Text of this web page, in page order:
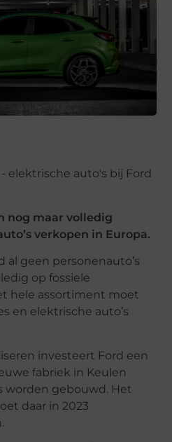
nog maar volledig
verkopen in Europa.
al geen personenauto’s
op fossiele
hele assortiment moet
en elektrische auto’s
investeert Ford een
fabriek in Keulen
worden gebouwd. Het
daar in 2023